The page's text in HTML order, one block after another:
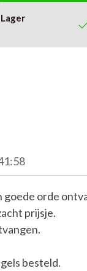
goede orde
prijsje.
besteld.